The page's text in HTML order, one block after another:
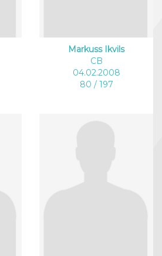
Markuss Ikvils
CB
04.02.2008
80 / 197